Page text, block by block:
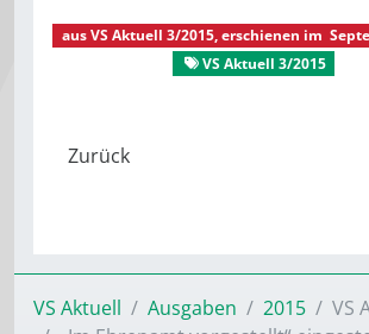
ausVS Aktuell 3/2015, erschienen im
VS Aktuell 3/2015
VS Aktuell Ausgaben 2015
VS